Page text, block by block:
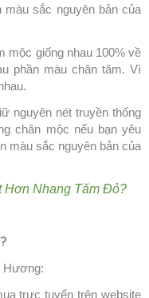
màu sắc nguyên bản của
mộc giống nhau 100% về
phần màu chân tăm. Vì
nguyên nét truyền thống
chân mộc nếu bạn yêu
màu sắc nguyên bản của
Hơn Nhang Tăm Đỏ?
Hương:
trực tuyến trên website